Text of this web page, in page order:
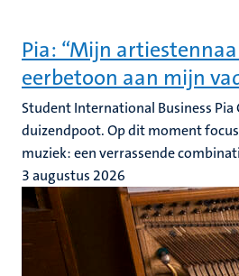
Pia: “Mijn
eerbetoon aan mijn
Student International Business Pia
duizendpoot. Op dit moment
muziek: een verrassende
3 augustus 2026